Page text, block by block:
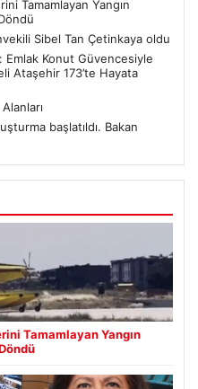
Tamamlayan Yangın
Sibel Tan Çetinkaya oldu
Emlak Konut Güvencesiyle
Ataşehir 173’te Hayata
başlatıldı. Bakan
Tamamlayan Yangın